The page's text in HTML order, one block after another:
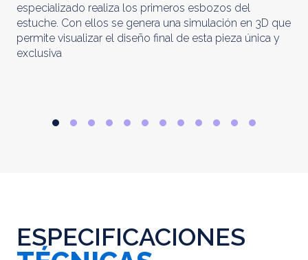
especializado realiza los primeros esbozos del
estuche. Con ellos se genera una simulación en 3D que
permite visualizar el diseño final de esta pieza única y
exclusiva
ESPECIFICACIONES